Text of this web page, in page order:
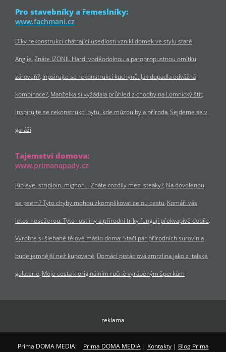
Pro stavebníky a řemeslníky:
www.fachmani.cz
Díky rekonstrukci chátrající usedlosti vznikl domek ve stylu staré
Anglie Znáte IZONIL Hard, voděodolnou a paropropustnou omítku
zároveň? Inpsirujte se rekonstrukcí kuchyně. Jak dopadla odvážná
kombinace? Manželka si vyžádala průhled z chodby na Lomnický štít
Inspirujte se rekonstrukcí bytu, kde múzou byla příroda Sejdeme se v
garáži
Tajemství domova:
www.primanapady.cz
Rib eye, striploin, mignon… Znáte rozdíly mezi steaky? Na dovolenou
se psem? Tyto chyby mohou zkomplikovat celou cestu Komáři vás
letos nesežerou. Tyto rostliny a přírodní triky fungují překvapivě dobře
Vyrobte si šlehané tělové máslo doma: Stačí pár přírodních surovin a
bude jemnější než kupované Domácí pistáciová zmrzlina jako z italské
gelaterie Moje cesta k originálním ručně vyráběným šperkům
reklama
Prima DOMA MEDIA: Prima DOMA MEDIA| Kontakty| Blog Prima